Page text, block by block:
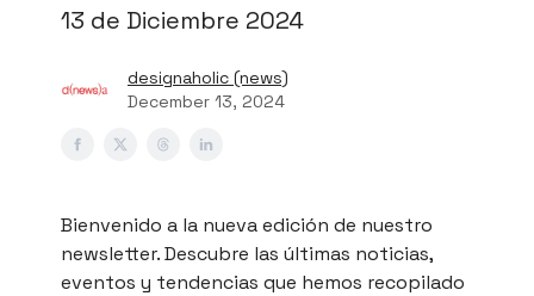
13 de Diciembre 2024
designaholic (news)
December 13, 2024
Bienvenido a la nueva edición de nuestro
newsletter. Descubre las últimas noticias,
eventos y tendencias que hemos recopilado